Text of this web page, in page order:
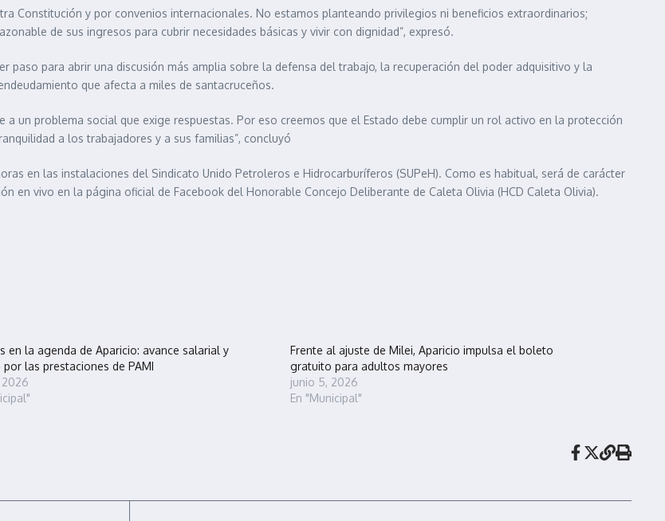
Constitución y por convenios internacionales. No estamos planteando privilegios ni beneficios extraordinarios;
de sus ingresos para cubrir necesidades básicas y vivir con dignidad”, expresó.
paso para abrir una discusión más amplia sobre la defensa del trabajo, la recuperación del poder adquisitivo y la
que afecta a miles de santacruceños.
un problema social que exige respuestas. Por eso creemos que el Estado debe cumplir un rol activo en la protección
a los trabajadores y a sus familias”, concluyó
en las instalaciones del Sindicato Unido Petroleros e Hidrocarburíferos (SUPeH). Como es habitual, será de carácter
en vivo en la página oficial de Facebook del Honorable Concejo Deliberante de Caleta Olivia (HCD Caleta Olivia).
en la agenda de Aparicio: avance salarial y
las prestaciones de PAMI
2026
Frente al ajuste de Milei, Aparicio impulsa el boleto
gratuito para adultos mayores
junio 5, 2026
En "Municipal"